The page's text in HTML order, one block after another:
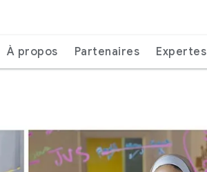
À propos Partenaires Expertes